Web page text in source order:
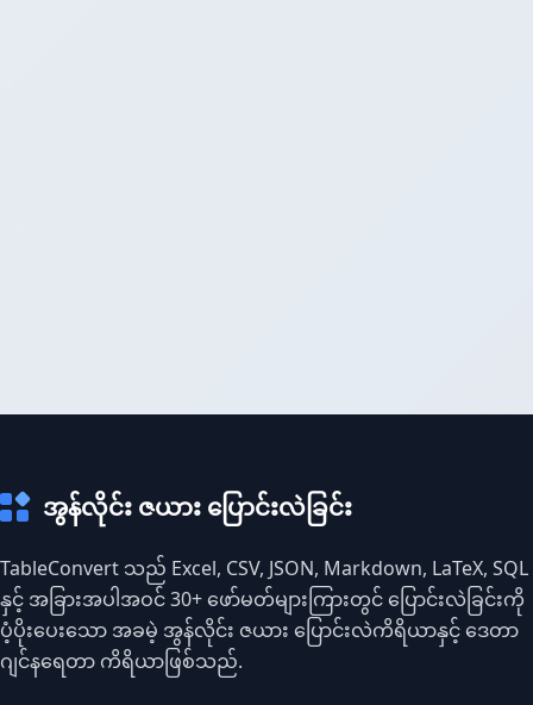
အွန်လိုင်း ဇယား ပြောင်းလဲခြင်း
TableConvert သည် Excel, CSV, JSON, Markdown, LaTeX, SQL
နှင့် အခြားအပါအဝင် 30+ ဖော်မတ်များကြားတွင် ပြောင်းလဲခြင်းကို
ပံ့ပိုးပေးသော အခမဲ့ အွန်လိုင်း ဇယား ပြောင်းလဲကိရိယာနှင့် ဒေတာ
ဂျင်နရေတာ ကိရိယာဖြစ်သည်.